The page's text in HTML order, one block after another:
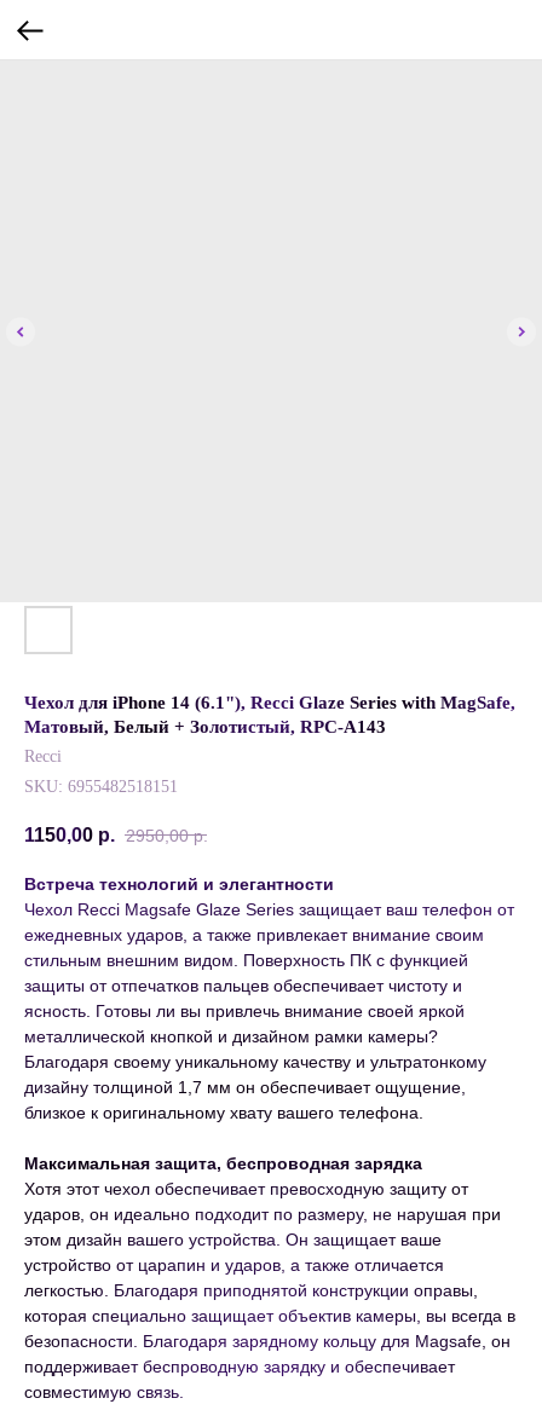
Чехол для iPhone 14 (6.1"), Recci Glaze Series with MagSafe,
Матовый, Белый + Золотистый, RPC-A143
Recci
SKU: 6955482518151
1150,00 р. 2950,00 р.
Встреча технологий и элегантности
Чехол Recci Magsafe Glaze Series защищает ваш телефон от
ежедневных ударов, а также привлекает внимание своим
стильным внешним видом. Поверхность ПК с функцией
защиты от отпечатков пальцев обеспечивает чистоту и
ясность. Готовы ли вы привлечь внимание своей яркой
металлической кнопкой и дизайном рамки камеры?
Благодаря своему уникальному качеству и ультратонкому
дизайну толщиной 1,7 мм он обеспечивает ощущение,
близкое к оригинальному хвату вашего телефона.
Максимальная защита, беспроводная зарядка
Хотя этот чехол обеспечивает превосходную защиту от
ударов, он идеально подходит по размеру, не нарушая при
этом дизайн вашего устройства. Он защищает ваше
устройство от царапин и ударов, а также отличается
легкостью. Благодаря приподнятой конструкции оправы,
которая специально защищает объектив камеры, вы всегда в
безопасности. Благодаря зарядному кольцу для Magsafe, он
поддерживает беспроводную зарядку и обеспечивает
совместимую связь.